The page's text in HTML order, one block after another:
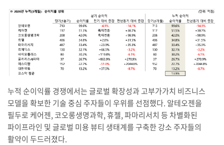
누적 순이익률 경쟁에서는 글로벌 확장성과 고부가가치 비즈니스
모델을 확보한 기술 중심 주자들이 우위를 선점했다. 알테오젠을
필두로 케어젠, 코오롱생명과학, 휴젤, 파마리서치 등 차별화된
파이프라인 및 글로벌 미용 뷰티 생태계를 구축한 강소 주자들의
활약이 두드러졌다.